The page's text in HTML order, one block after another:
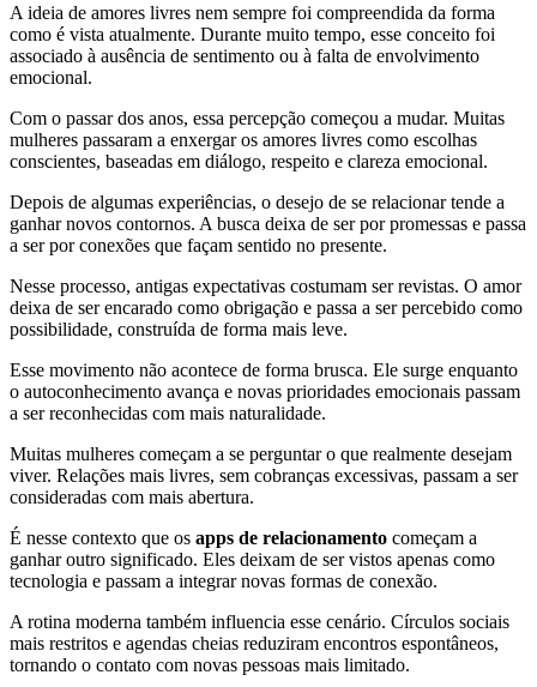
A ideia de amores livres nem sempre foi compreendida da forma
como é vista atualmente. Durante muito tempo, esse conceito foi
associado à ausência de sentimento ou à falta de envolvimento
emocional.
Com o passar dos anos, essa percepção começou a mudar. Muitas
mulheres passaram a enxergar os amores livres como escolhas
conscientes, baseadas em diálogo, respeito e clareza emocional.
Depois de algumas experiências, o desejo de se relacionar tende a
ganhar novos contornos. A busca deixa de ser por promessas e passa
a ser por conexões que façam sentido no presente.
Nesse processo, antigas expectativas costumam ser revistas. O amor
deixa de ser encarado como obrigação e passa a ser percebido como
possibilidade, construída de forma mais leve.
Esse movimento não acontece de forma brusca. Ele surge enquanto
o autoconhecimento avança e novas prioridades emocionais passam
a ser reconhecidas com mais naturalidade.
Muitas mulheres começam a se perguntar o que realmente desejam
viver. Relações mais livres, sem cobranças excessivas, passam a ser
consideradas com mais abertura.
É nesse contexto que os apps de relacionamento começam a
ganhar outro significado. Eles deixam de ser vistos apenas como
tecnologia e passam a integrar novas formas de conexão.
A rotina moderna também influencia esse cenário. Círculos sociais
mais restritos e agendas cheias reduziram encontros espontâneos,
tornando o contato com novas pessoas mais limitado.